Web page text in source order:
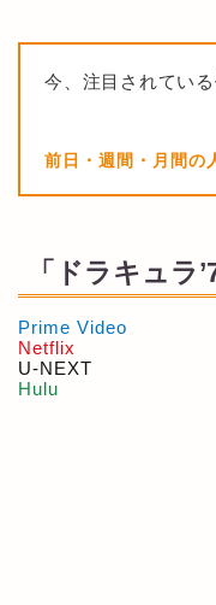
今、注目されてい
前日・週間・月間の
「ドラキュラ
Prime Video
Netflix
U-NEXT
Hulu